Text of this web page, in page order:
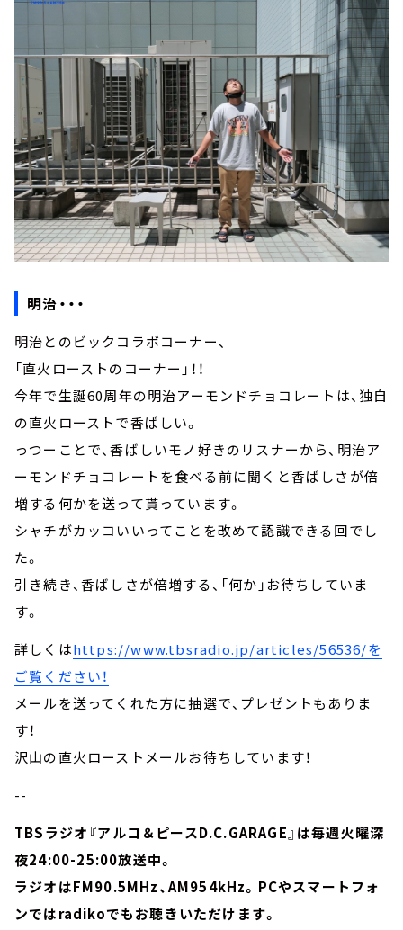
明治・・・
明治とのビックコラボコーナー、
「直火ローストのコーナー」！！
今年で生誕60周年の明治アーモンドチョコレートは、独自
の直火ローストで香ばしい。
っつーことで、香ばしいモノ好きのリスナーから、明治ア
ーモンドチョコレートを食べる前に聞くと香ばしさが倍
増する何かを送って貰っています。
シャチがカッコいいってことを改めて認識できる回でし
た。
引き続き、香ばしさが倍増する、「何か」お待ちしていま
す。
詳しくはhttps://www.tbsradio.jp/articles/56536/を
ご覧ください！
メールを送ってくれた方に抽選で、プレゼントもありま
す！
沢山の直火ローストメールお待ちしています！
--
TBSラジオ『アルコ＆ピースD.C.GARAGE』は毎週火曜深
夜24:00-25:00放送中。
ラジオはFM90.5MHz、AM954kHz。PCやスマートフォ
ンではradikoでもお聴きいただけます。